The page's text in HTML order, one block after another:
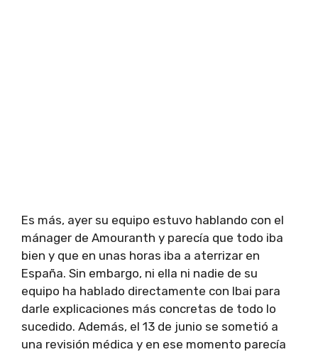
Es más, ayer su equipo estuvo hablando con el
mánager de Amouranth y parecía que todo iba
bien y que en unas horas iba a aterrizar en
España. Sin embargo, ni ella ni nadie de su
equipo ha hablado directamente con Ibai para
darle explicaciones más concretas de todo lo
sucedido. Además, el 13 de junio se sometió a
una revisión médica y en ese momento parecía